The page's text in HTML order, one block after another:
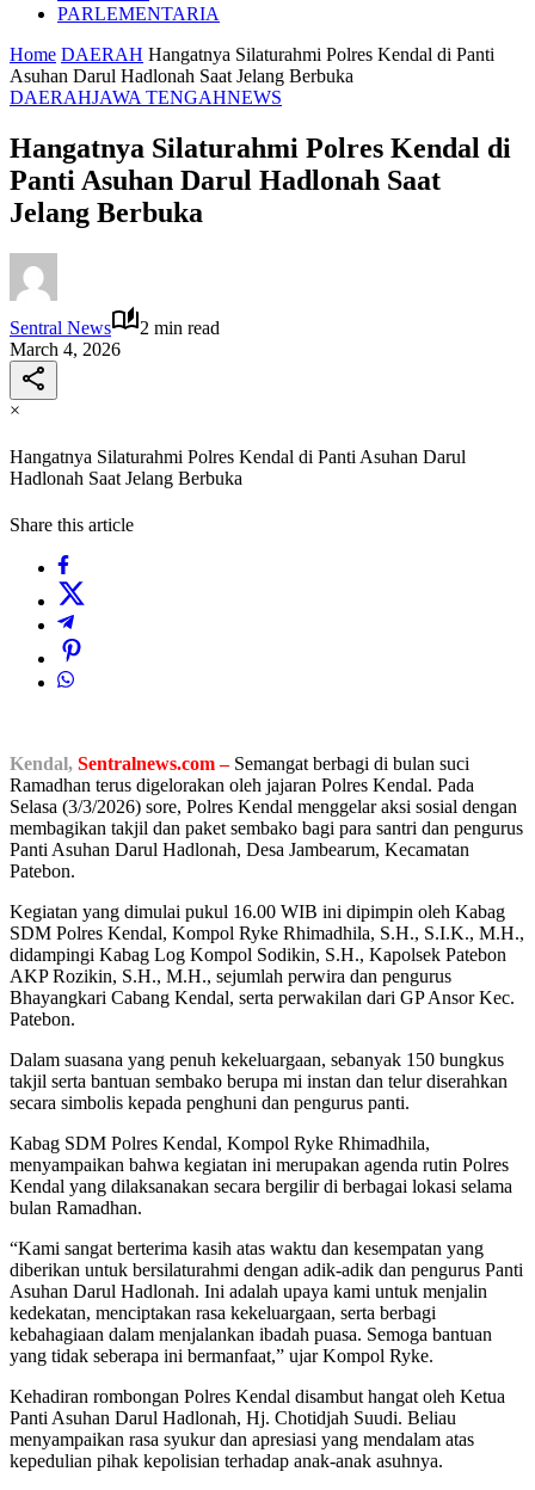
PARLEMENTARIA
Home DAERAH Hangatnya Silaturahmi Polres Kendal di Panti
Asuhan Darul Hadlonah Saat Jelang Berbuka
DAERAHJAWA TENGAHNEWS
Hangatnya Silaturahmi Polres Kendal di
Panti Asuhan Darul Hadlonah Saat
Jelang Berbuka
Sentral News
2 min read
March 4, 2026
×
Hangatnya Silaturahmi Polres Kendal di Panti Asuhan Darul
Hadlonah Saat Jelang Berbuka
Share this article
Kendal, Sentralnews.com – Semangat berbagi di bulan suci
Ramadhan terus digelorakan oleh jajaran Polres Kendal. Pada
Selasa (3/3/2026) sore, Polres Kendal menggelar aksi sosial dengan
membagikan takjil dan paket sembako bagi para santri dan pengurus
Panti Asuhan Darul Hadlonah, Desa Jambearum, Kecamatan
Patebon.
Kegiatan yang dimulai pukul 16.00 WIB ini dipimpin oleh Kabag
SDM Polres Kendal, Kompol Ryke Rhimadhila, S.H., S.I.K., M.H.,
didampingi Kabag Log Kompol Sodikin, S.H., Kapolsek Patebon
AKP Rozikin, S.H., M.H., sejumlah perwira dan pengurus
Bhayangkari Cabang Kendal, serta perwakilan dari GP Ansor Kec.
Patebon.
Dalam suasana yang penuh kekeluargaan, sebanyak 150 bungkus
takjil serta bantuan sembako berupa mi instan dan telur diserahkan
secara simbolis kepada penghuni dan pengurus panti.
Kabag SDM Polres Kendal, Kompol Ryke Rhimadhila,
menyampaikan bahwa kegiatan ini merupakan agenda rutin Polres
Kendal yang dilaksanakan secara bergilir di berbagai lokasi selama
bulan Ramadhan.
“Kami sangat berterima kasih atas waktu dan kesempatan yang
diberikan untuk bersilaturahmi dengan adik-adik dan pengurus Panti
Asuhan Darul Hadlonah. Ini adalah upaya kami untuk menjalin
kedekatan, menciptakan rasa kekeluargaan, serta berbagi
kebahagiaan dalam menjalankan ibadah puasa. Semoga bantuan
yang tidak seberapa ini bermanfaat,” ujar Kompol Ryke.
Kehadiran rombongan Polres Kendal disambut hangat oleh Ketua
Panti Asuhan Darul Hadlonah, Hj. Chotidjah Suudi. Beliau
menyampaikan rasa syukur dan apresiasi yang mendalam atas
kepedulian pihak kepolisian terhadap anak-anak asuhnya.